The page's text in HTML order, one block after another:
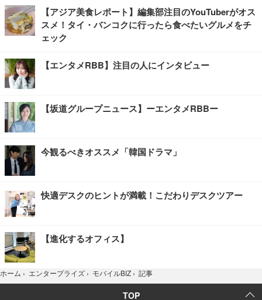
【アジア美食レポート】編集部注目のYouTuberがオス
スメ！タイ・バンコクに行ったら食べたいグルメをチ
ェック
【エンタメRBB】注目の人にインタビュー
【坂道グループニュース】ーエンタメRBBー
今観るべきオススメ「韓国ドラマ」
快適デスクのヒントが満載！こだわりデスクツアー
【進化するオフィス】
ホーム › エンタープライズ › モバイルBIZ › 記事
TOP